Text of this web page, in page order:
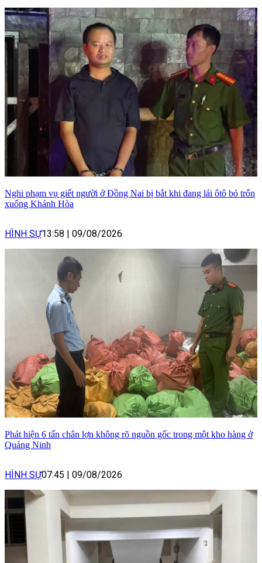
Nghi phạm vụ giết người ở Đồng Nai bị bắt khi đang lái ôtô bỏ trốn
xuống Khánh Hòa
HÌNH SỰ13:58 | 09/08/2026
Phát hiện 6 tấn chân lợn không rõ nguồn gốc trong một kho hàng ở
Quảng Ninh
HÌNH SỰ07:45 | 09/08/2026